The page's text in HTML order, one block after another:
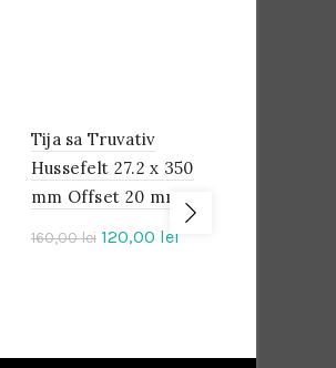
-25%
IN
STOC
Tija sa Truvativ
Hussefelt 27.2 x 350
mm Offset 20 mm
160,00lei Prețul
120,00 lei